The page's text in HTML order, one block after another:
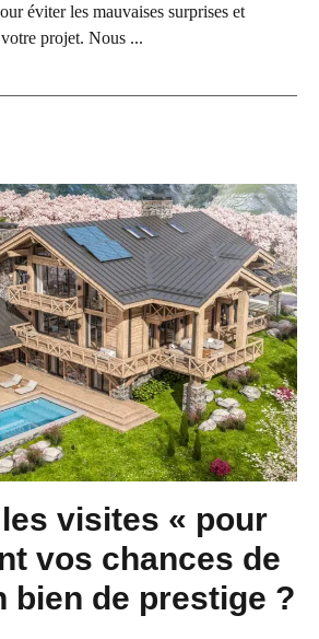
éviter les mauvaises surprises et
projet. Nous ...
visites « pour
vos chances de
bien de prestige ?